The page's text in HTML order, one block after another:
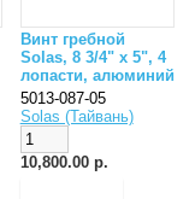
Винт гребной
Solas, 8 3/4" x 5", 4
лопасти, алюминий
5013-087-05
Solas (Тайвань)
10,800.00 р.